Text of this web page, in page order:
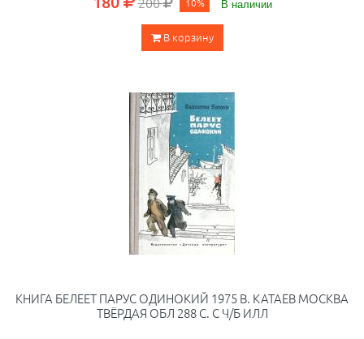
В наличии
В корзину
КНИГА БЕЛЕЕТ ПАРУС ОДИНОКИЙ 1975 В. КАТАЕВ МОСКВА
ТВЁРДАЯ ОБЛ 288 С. С Ч/Б ИЛЛ